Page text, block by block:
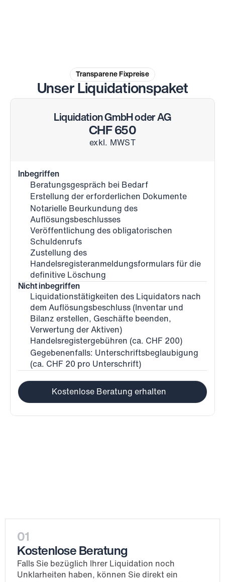
Transparene Fixpreise
Unser Liquidationspaket
Liquidation GmbH oder AG
CHF 650
exkl. MWST
Inbegriffen
Beratungsgespräch bei Bedarf
Erstellung der erforderlichen Dokumente
Notarielle Beurkundung des
Auflösungsbeschlusses
Veröffentlichung des obligatorischen
Schuldenrufs
Zustellung des
Handelsregisteranmeldungsformulars für die
definitive Löschung
Nicht inbegriffen
Liquidationstätigkeiten des Liquidators nach
dem Auflösungsbeschluss (Inventar und
Bilanz erstellen, Geschäfte beenden,
Verwertung der Aktiven)
Handelsregistergebühren (ca. CHF 200)
Gegebenenfalls: Unterschriftsbeglaubigung
(ca. CHF 20 pro Unterschrift)
Kostenlose Beratung erhalten
01
Kostenlose Beratung
Falls Sie bezüglich Ihrer Liquidation noch
Unklarheiten haben, können Sie direkt ein